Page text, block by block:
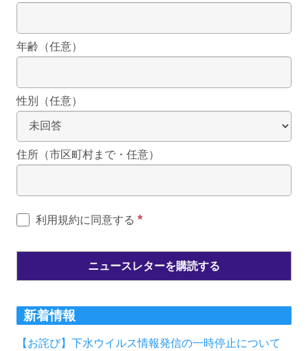
年齢（任意）
性別（任意）
住所（市区町村まで・任意）
利用規約に同意する *
新着情報
【お詫び】下水ウイルス情報発信の一時停止について